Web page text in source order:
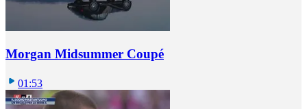
Morgan Midsummer Coupé
01:53